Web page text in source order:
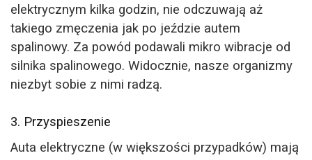
elektrycznym kilka godzin, nie odczuwają aż
takiego zmęczenia jak po jeździe autem
spalinowy. Za powód podawali mikro wibracje od
silnika spalinowego. Widocznie, nasze organizmy
niezbyt sobie z nimi radzą.
3. Przyspieszenie
Auta elektryczne (w większości przypadków) mają